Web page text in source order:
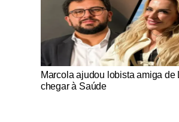
Notícias Católicas
Marcola ajudou lobista amiga de
chegar à Saúde